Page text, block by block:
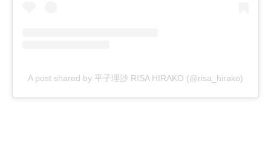
A post shared by 平子理沙 RISA HIRAKO (@risa_hirako)